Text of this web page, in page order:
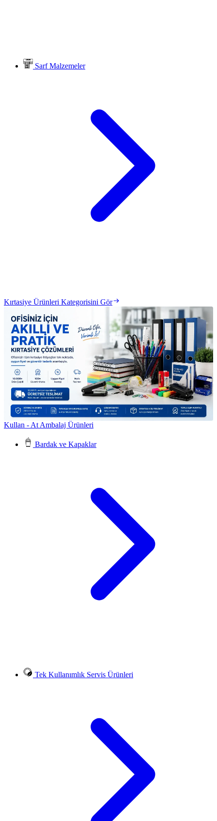
Sarf Malzemeler
Kırtasiye Ürünleri Kategorisini Gör
Kullan - At Ambalaj Ürünleri
Bardak ve Kapaklar
Tek Kullanımlık Servis Ürünleri